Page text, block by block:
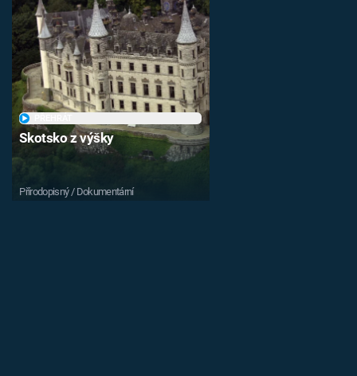
Skotsko z výšky
Přírodopisný / Dokumentární